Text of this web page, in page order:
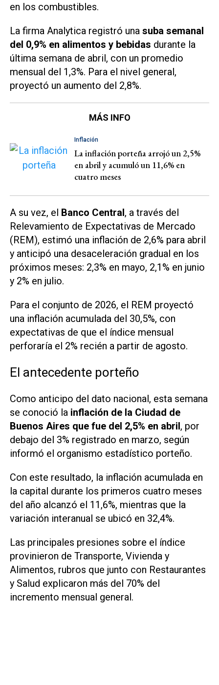
en los combustibles.
La firma Analytica registró una suba semanal
del 0,9% en alimentos y bebidas durante la
última semana de abril, con un promedio
mensual del 1,3%. Para el nivel general,
proyectó un aumento del 2,8%.
MÁS INFO
Inflación
La inflación porteña arrojó un 2,5%
en abril y acumuló un 11,6% en
cuatro meses
A su vez, el Banco Central , a través del
Relevamiento de Expectativas de Mercado
(REM), estimó una inflación de 2,6% para abril
y anticipó una desaceleración gradual en los
próximos meses: 2,3% en mayo, 2,1% en junio
y 2% en julio.
Para el conjunto de 2026, el REM proyectó
una inflación acumulada del 30,5%, con
expectativas de que el índice mensual
perforaría el 2% recién a partir de agosto.
El antecedente porteño
Como anticipo del dato nacional, esta semana
se conoció la inflación de la Ciudad de
Buenos Aires que fue del 2,5% en abril, por
debajo del 3% registrado en marzo, según
informó el organismo estadístico porteño.
Con este resultado, la inflación acumulada en
la capital durante los primeros cuatro meses
del año alcanzó el 11,6%, mientras que la
variación interanual se ubicó en 32,4%.
Las principales presiones sobre el índice
provinieron de Transporte, Vivienda y
Alimentos, rubros que junto con Restaurantes
y Salud explicaron más del 70% del
incremento mensual general.